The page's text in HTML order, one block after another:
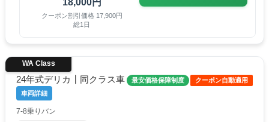
18,000円
クーポン割引価格 17,900円
総1日
24年式デリカ┃同クラス車 最安価格保障制度
クーポン自動適用
車両詳細
WA Class
7-8乗りバン